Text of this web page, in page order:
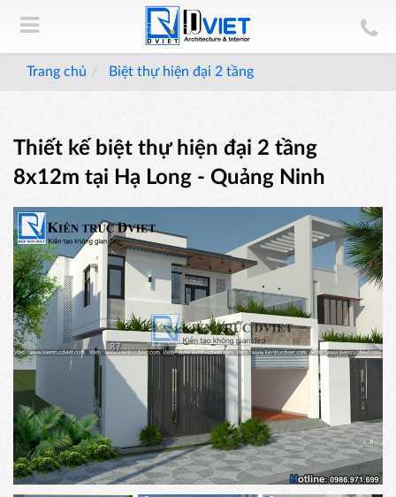
Trang chủ Biệt thự hiện đại 2 tầng
Thiết kế biệt thự hiện đại 2 tầng
8x12m tại Hạ Long - Quảng Ninh